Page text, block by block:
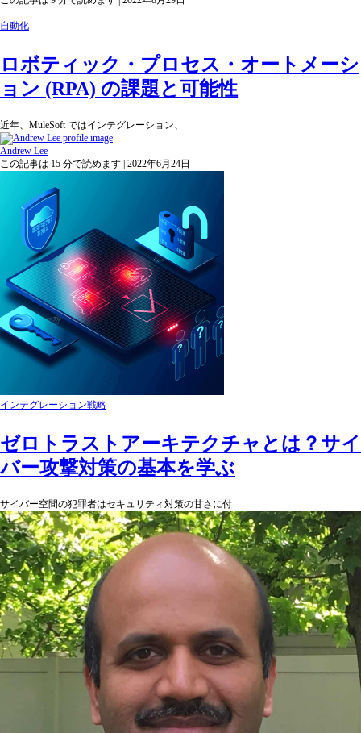
自動化
ロボティック・プロセス・オートメーシ
ョン (RPA) の課題と可能性
近年、MuleSoft ではインテグレーション、
Andrew Lee
この記事は 15 分で読めます | 2022年6月24日
インテグレーション戦略
ゼロトラストアーキテクチャとは？サイ
バー攻撃対策の基本を学ぶ
サイバー空間の犯罪者はセキュリティ対策の甘さに付